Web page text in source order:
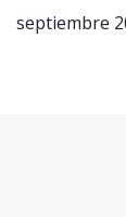
septiembre